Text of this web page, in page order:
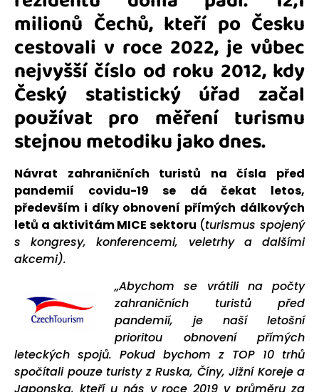
milionů Čechů, kteří po Česku
cestovali v roce 2022, je vůbec
nejvyšší číslo od roku 2012, kdy
Český statistický úřad začal
používat pro měření turismu
stejnou metodiku jako dnes.
Návrat zahraničních turistů na čísla před
pandemií covidu-19 se dá čekat letos,
především i díky obnovení přímých dálkových
letů a aktivitám MICE sektoru (turismus spojený
s kongresy, konferencemi, veletrhy a dalšími
akcemi).
„Abychom se vrátili na počty
zahraničních turistů před
pandemií, je naší letošní
prioritou obnovení přímých
leteckých spojů. Pokud bychom z TOP 10 trhů
spočítali pouze turisty z Ruska, Číny, Jižní Koreje a